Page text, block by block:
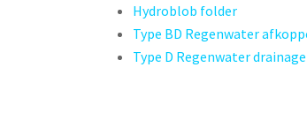
Hydroblob folder
Type BD Regenwater
Type D Regenwater